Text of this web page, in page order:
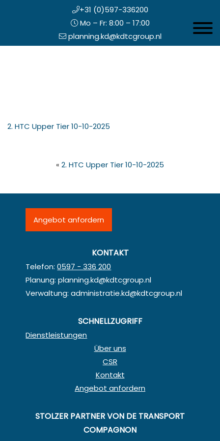
+31 (0)597-336200
Mo – Fr: 8:00 – 17:00
planning.kd@kdtcgroup.nl
2. HTC Upper Tier 10-10-2025
« 2. HTC Upper Tier 10-10-2025
Angebot anfordern
KONTAKT
Telefon:0597 - 336 200
Planung:planning.kd@kdtcgroup.nl
Verwaltung:administratie.kd@kdtcgroup.nl
SCHNELLZUGRIFF
Dienstleistungen
Über uns
CSR
Kontakt
Angebot anfordern
STOLZER PARTNER VON DE TRANSPORT
COMPAGNON